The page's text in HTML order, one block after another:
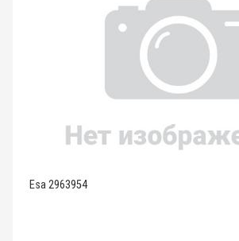
Esa 2963954